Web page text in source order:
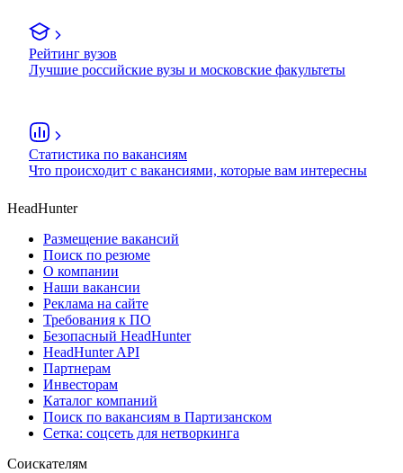
Рейтинг вузов
Лучшие российские вузы и московские факультеты
Статистика по вакансиям
Что происходит с вакансиями, которые вам интересны
HeadHunter
Размещение вакансий
Поиск по резюме
О компании
Наши вакансии
Реклама на сайте
Требования к ПО
Безопасный HeadHunter
HeadHunter API
Партнерам
Инвесторам
Каталог компаний
Поиск по вакансиям в Партизанском
Сетка: соцсеть для нетворкинга
Соискателям